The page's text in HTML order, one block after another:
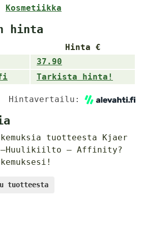
Kosmetiikka
hinta
Hinta €
37.90
Tarkista hinta!
Hintavertailu:
tuotteesta Kjaer
–Huulikiilto – Affinity?
tuotteesta